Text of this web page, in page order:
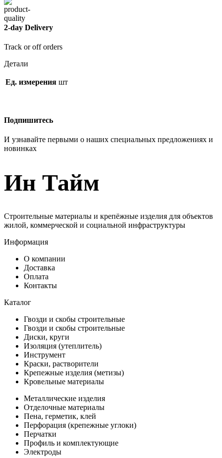
2-day Delivery
Track or off orders
Детали
Ед. измерения шт
Подпишитесь
И узнавайте первыми о наших специальных предложениях и
новинках
Ин Тайм
Строительные материалы и крепёжные изделия для объектов
жилой, коммерческой и социальной инфраструктуры
Информация
О компании
Доставка
Оплата
Контакты
Каталог
Гвозди и скобы строительные
Гвозди и скобы строительные
Диски, круги
Изоляция (утеплитель)
Инструмент
Краски, растворители
Крепежные изделия (метизы)
Кровельные материалы
Металлические изделия
Отделочные материалы
Пена, герметик, клей
Перфорация (крепежные углоки)
Перчатки
Профиль и комплектующие
Электроды